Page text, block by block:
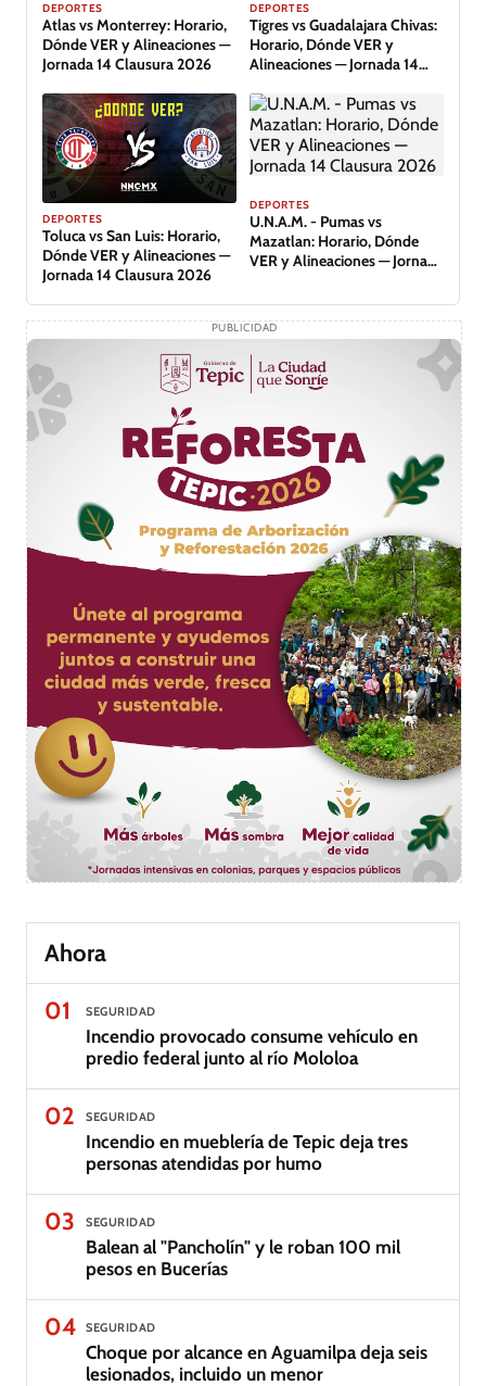
DEPORTES
Atlas vs Monterrey: Horario,
Dónde VER y Alineaciones —
Jornada 14 Clausura 2026
DEPORTES
Tigres vs Guadalajara Chivas:
Horario, Dónde VER y
Alineaciones — Jornada 14
DEPORTES
Toluca vs San Luis: Horario,
Dónde VER y Alineaciones —
Jornada 14 Clausura 2026
DEPORTES
U.N.A.M. - Pumas vs
Mazatlan: Horario, Dónde
VER y Alineaciones — Jornada
PUBLICIDAD
Ahora
01
SEGURIDAD
Incendio provocado consume vehículo en
predio federal junto al río Mololoa
02 SEGURIDAD
Incendio en mueblería de Tepic deja tres
personas atendidas por humo
03 SEGURIDAD
Balean al "Pancholín" y le roban 100 mil
pesos en Bucerías
04 SEGURIDAD
Choque por alcance en Aguamilpa deja seis
lesionados, incluido un menor